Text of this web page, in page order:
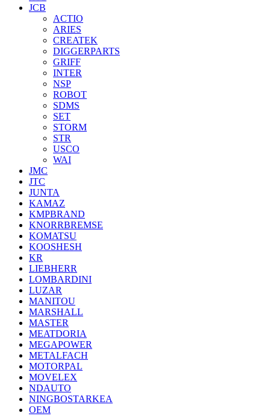
JCB
ACTIO
ARIES
CREATEK
DIGGERPARTS
GRIFF
INTER
NSP
ROBOT
SDMS
SET
STORM
STR
USCO
WAI
JMC
JTC
JUNTA
KAMAZ
KMPBRAND
KNORRBREMSE
KOMATSU
KOOSHESH
KR
LIEBHERR
LOMBARDINI
LUZAR
MANITOU
MARSHALL
MASTER
MEATDORIA
MEGAPOWER
METALFACH
MOTORPAL
MOVELEX
NDAUTO
NINGBOSTARKEA
OEM